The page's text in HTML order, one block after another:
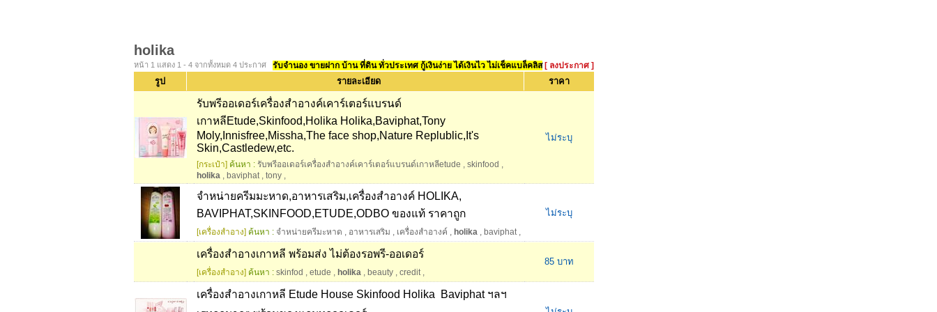
holika
หน้า 1 แสดง 1 - 4 จากทั้งหมด 4 ประกาศ รับจำนอง ขายฝาก บ้าน ที่ดิน ทั่วประเทศ กู้เงินง่าย ได้เงินไว ไม่เช็คแบล็คลิส [ ลงประกาศ ]
รูป รายละเอียด ราคา
รับพรีออเดอร์เครื่องสำอางค์เคาร์เตอร์แบรนด์
เกาหลีEtude,Skinfood,Holika Holika,Baviphat,Tony
Moly,Innisfree,Missha,The face shop,Nature Replublic,It's
Skin,Castledew,etc.
[กระเป๋า] ค้นหา : รับพรีออเดอร์เครื่องสำอางค์เคาร์เตอร์แบรนด์เกาหลีetude , skinfood ,
holika , baviphat, tony ,
ไม่ระบุ
จำหน่ายครีมมะหาด,อาหารเสริม,เครื่องสำอางค์ HOLIKA,
BAVIPHAT,SKINFOOD,ETUDE,ODBO ของแท้ ราคาถูก
[เครื่องสำอาง] ค้นหา : จำหน่ายครีมะหาด , อาหารเสริม , เครื่องสำอางค์ , holika , baviphat,
ไม่ระบุ
เครื่องสำอางเกาหลี พร้อมส่ง ไม่ต้องรอพรี-ออเดอร์
[เครื่องสำอาง] ค้นหา : skinfod , etude , holika , beauty , credit,
85 บาท
เครื่องสำอางเกาหลี Etude House Skinfood Holika  Baviphat ฯลฯ